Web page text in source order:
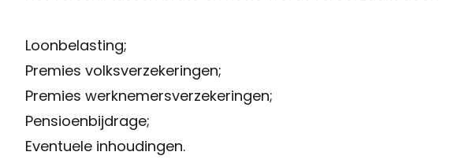
Loonbelasting;
Premies volksverzekeringen;
Premies werknemersverzekeringen;
Pensioenbijdrage;
Eventuele inhoudingen.